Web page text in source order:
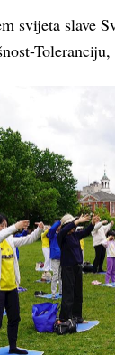
svijeta slave